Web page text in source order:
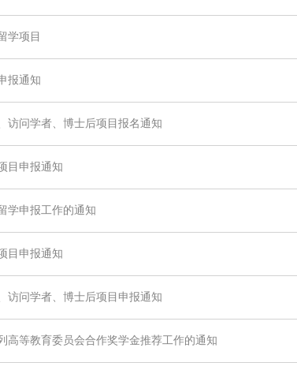
学项目
报通知
访问学者、博士后项目报名通知
目申报通知
学申报工作的通知
目申报通知
访问学者、博士后项目申报通知
高等教育委员会合作奖学金推荐工作的通知